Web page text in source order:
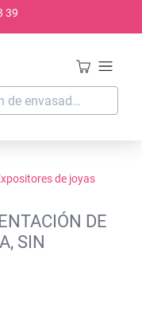
39
de joyas
DE
SIN